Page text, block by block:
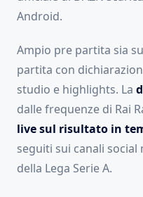
Android.
Ampio pre partita sia
partita con
studio e highlights. La
dalle frequenze di Rai
live sul risultato in
seguiti sui canali
della Lega Serie A.